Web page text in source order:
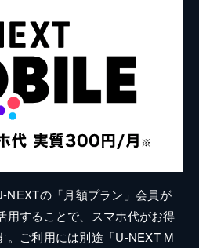
NEXTの「月額プラン」会員が
用することで、スマホ代がお得
。ご利用には別途「U-NEXT M